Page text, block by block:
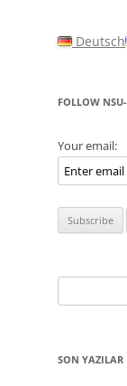
Deutsch
FOLLOW
Your email:
SON YAZILAR